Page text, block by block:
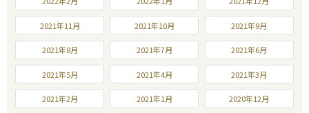
2021年11月 2021年10月 2021年9月
2021年8月 2021年7月 2021年6月
2021年5月 2021年4月 2021年3月
2021年2月 2021年1月 2020年12月